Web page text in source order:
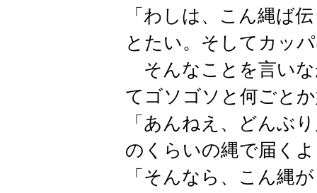
「わしは、こん縄ば
とたい。そしてカッ
そんなことを言いな
てゴソゴソと何ごと
「あんねえ、どんぶ
のくらいの縄で届く
「そんなら、こん縄